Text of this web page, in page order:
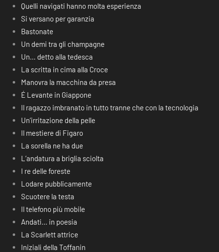
Quelli navigati hanno molta esperienza
Si versano per garanzia
Bastonate
Un demi tra gli champagne
Un… detto alla tedesca
La scritta in cima alla Croce
Manovra la macchina da presa
É Levante in Giappone
Il ragazzo imbranato in tutto tranne che con la tecnologia
Un’irritazione della pelle
Il mestiere di Figaro
La sorella ne ha due
L’andatura a briglia sciolta
I re delle foreste
Lodare pubblicamente
Scuotere la testa
Il telefono più mobile
Andati… in poesia
La Scarlett attrice
Iniziali della Toffanin